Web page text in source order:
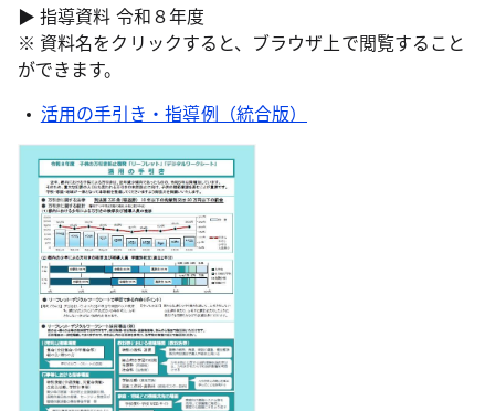
▶︎ 指導資料 令和８年度
※ 資料名をクリックすると、ブラウザ上で閲覧すること
ができます。
活用の手引き・指導例（統合版）